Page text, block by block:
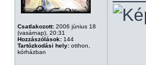
Csatlakozott: 2006 június 18
(vasárnap), 20:31
Hozzászólások: 144
Tartózkodási hely: otthon,
kórházban